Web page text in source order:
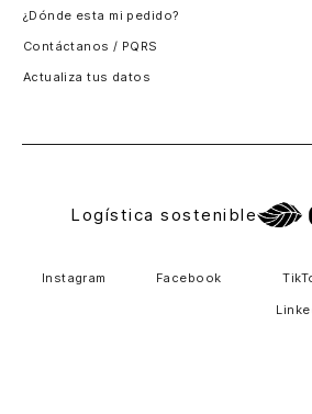
¿Dónde esta mi pedido?
Contáctanos / PQRS
Actualiza tus datos
Logística sostenible
Instagram Facebook